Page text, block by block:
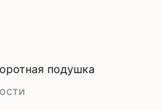
подушка